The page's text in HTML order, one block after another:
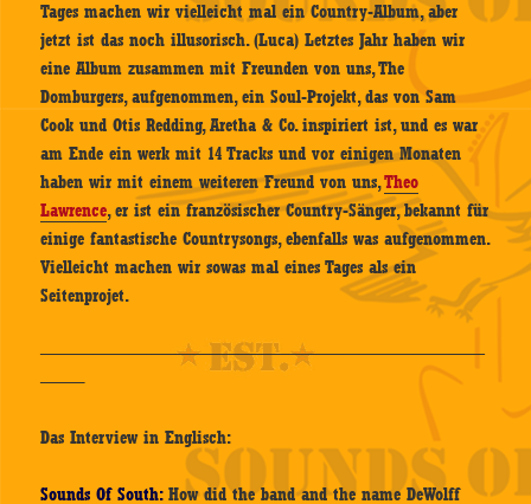
Tages machen wir vielleicht mal ein Country-Album, aber
jetzt ist das noch illusorisch. (Luca) Letztes Jahr haben wir
eine Album zusammen mit Freunden von uns, The
Domburgers, aufgenommen, ein Soul-Projekt, das von Sam
Cook und Otis Redding, Aretha & Co. inspiriert ist, und es war
am Ende ein werk mit 14 Tracks und vor einigen Monaten
haben wir mit einem weiteren Freund von uns,Theo
Lawrence, er ist ein französischer Country-Sänger, bekannt für
einige fantastische Countrysongs, ebenfalls was aufgenommen.
Vielleicht machen wir sowas mal eines Tages als ein
Seitenprojet.
—————————————————————————
——–
Das Interview in Englisch:
Sounds Of South:How did the band and the name DeWolff